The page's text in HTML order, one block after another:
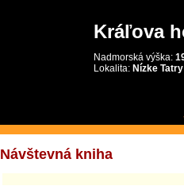
Kráľova
Nadmorská výška:
Lokalita: Nízke Tatry
Návštevná kniha